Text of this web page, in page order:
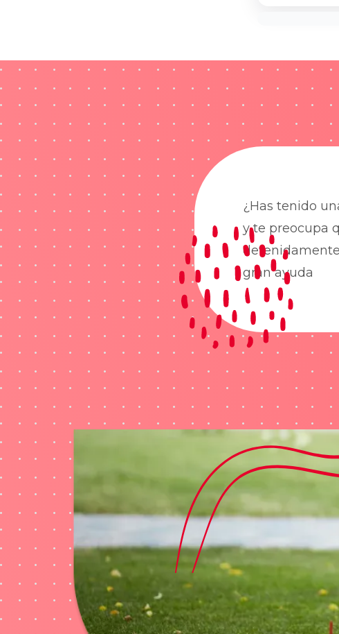
¿Has tenido
y te preocupa
gran ayuda